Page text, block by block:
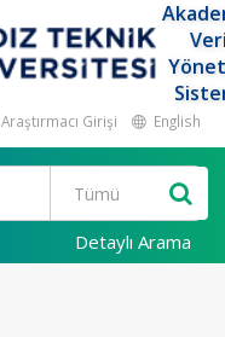
Araştırmacı Girişi English
Detaylı Arama